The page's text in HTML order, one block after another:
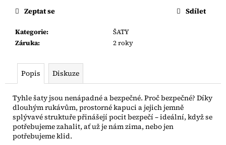
Kategorie:
ŠATY
Záruka: 2 roky
Zeptat se Sdílet
Popis Diskuze
Tyhle šaty jsou nenápadné a bezpečné. Proč bezpečné? Díky
dlouhým rukávům, prostorné kapuci a jejich jemně
splývavé struktuře přinášejí pocit bezpečí – ideální, když se
potřebujeme zahalit, ať už je nám zima, nebo jen
potřebujeme klid.